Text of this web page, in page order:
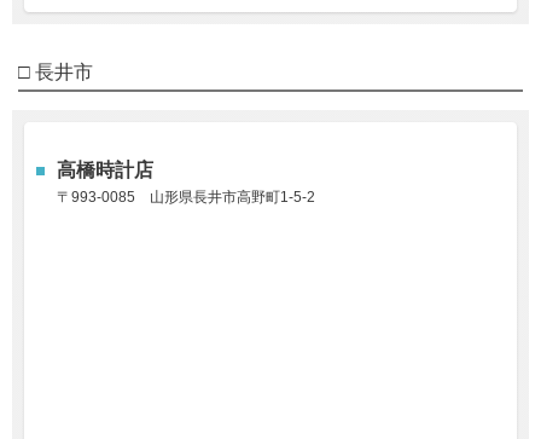
□ 長井市
高橋時計店
〒993-0085 山形県長井市高野町1-5-2